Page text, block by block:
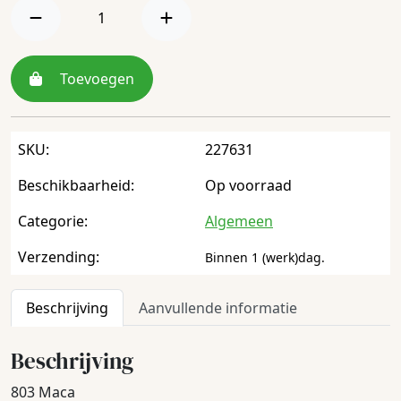
Toevoegen
SKU:
227631
Beschikbaarheid:
Op voorraad
Categorie:
Algemeen
Verzending:
Binnen 1 (werk)dag.
Beschrijving Aanvullende informatie
Beschrijving
803 Maca